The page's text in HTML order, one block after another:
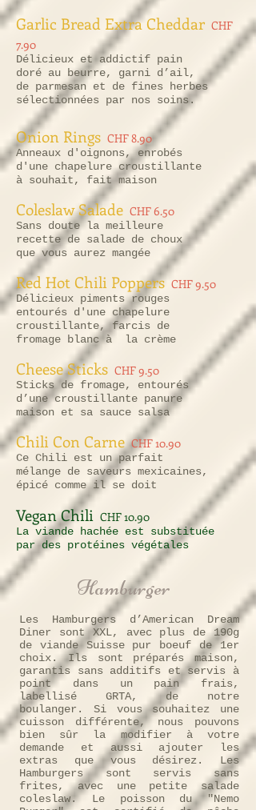
Garlic Bread Extra Cheddar CHF
7.90
Délicieux et addictif pain
doré au beurre, garni d’ail,
de parmesan et de fines herbes
sélectionnées par nos soins.
Onion Rings CHF 8.90
Anneaux d'oignons, enrobés
d'une chapelure croustillante
à souhait, fait maison
Coleslaw Salade CHF 6.50
Sans doute la meilleure
recette de salade de choux
que vous aurez mangée
Red Hot Chili Poppers CHF 9.50
Délicieux piments rouges
entourés d'une chapelure
croustillante, farcis de
fromage blanc à la crème
Cheese Sticks CHF 9.50
Sticks de fromage, entourés
d’une croustillante panure
maison et sa sauce salsa
Chili Con Carne CHF 10.90
Ce Chili est un parfait
mélange de saveurs mexicaines,
épicé comme il se doit
Vegan Chili CHF 10.90
La viande hachée est substituée
par des protéines végétales
Hamburger
Les Hamburgers d’American Dream
Diner sont XXL, avec plus de 190g
de viande Suisse pur boeuf de 1er
choix. Ils sont préparés maison,
garantis sans additifs et servis à
point dans un pain frais,
labellisé GRTA, de notre
boulanger. Si vous souhaitez une
cuisson différente, nous pouvons
bien sûr la modifier à votre
demande et aussi ajouter les
extras que vous désirez. Les
Hamburgers sont servis sans
frites, avec une petite salade
coleslaw. Le poisson du "Nemo